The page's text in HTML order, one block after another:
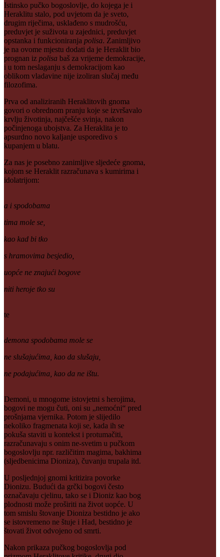
Istinsko pučko bogoslovlje, do kojega je i
Heraklitu stalo, pod uvjetom da je sveto,
drugim riječima, usklađeno s mudrošću,
preduvjet je suživota u zajednici, preduvjet
opstanka i funkcioniranja polisa. Zanimljivo
je na ovome mjestu dodati da je Heraklit bio
prognan iz polisa baš za vrijeme demokracije,
i u tom neslaganju s demokracijom kao
oblikom vladavine nije izoliran slučaj među
filozofima.
Prva od analiziranih Heraklitovih gnoma
govori o obrednom pranju koje se izvršavalo
krvlju životinja, najčešće svinja, nakon
počinjenoga ubojstva. Za Heraklita je to
apsurdno novo kaljanje usporedivo s
kupanjem u blatu.
Za nas je posebno zanimljive sljedeće gnoma,
kojom se Heraklit razračunava s kumirima i
idolatrijom:
a i spodobama
tima mole se,
kao kad bi tko
s hramovima besjedio,
uopće ne znajući bogove
niti heroje tko su
te
demona spodobama mole se
ne slušajućima, kao da slušaju,
ne podajućima, kao da ne ištu.
Demoni, u mnogome istovjetni s herojima,
bogovi ne mogu čuti, oni su „nemoćni“ pred
prošnjama vjernika. Potom je slijedilo
nekoliko fragmenata koji se, kada ih se
pokuša staviti u kontekst i protumačiti,
razračunavaju s onim ne-svetim u pučkom
bogoslovlju npr. različitim magima, bakhima
(sljedbenicima Dioniza), čuvanju trupala itd.
U posljednjoj gnomi kritizira povorke
Dionizu. Budući da grčki bogovi često
označavaju cjelinu, tako se i Dioniz kao bog
plodnosti može proširiti na život uopće. U
tom smislu štovanje Dioniza bestidno je ako
se istovremeno ne štuje i Had, bestidno je
štovati život odvojeno od smrti.
Nakon prikaza pučkog bogoslovlja pod